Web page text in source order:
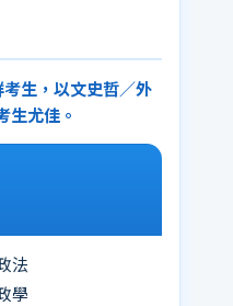
生，以文史哲／外
生尤佳。
法
學